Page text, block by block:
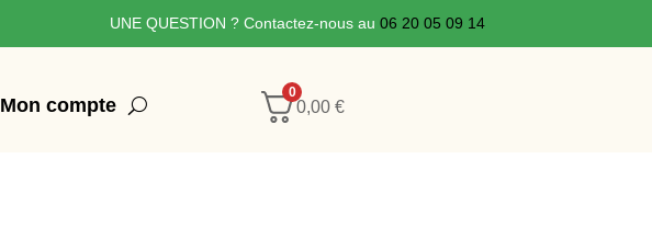
UNE QUESTION ? Contactez-nous au06 20 05 09 14
Mon compte
0
0,00€